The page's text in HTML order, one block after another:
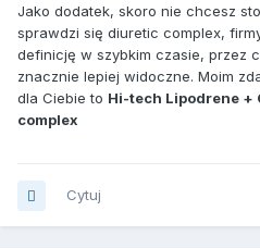
Jako dodatek, skoro nie chcesz
sprawdzi się diuretic complex,
definicję w szybkim czasie, przez
znacznie lepiej widoczne. Moim
dla Ciebie to Hi-tech Lipodrene +
complex
Cytuj